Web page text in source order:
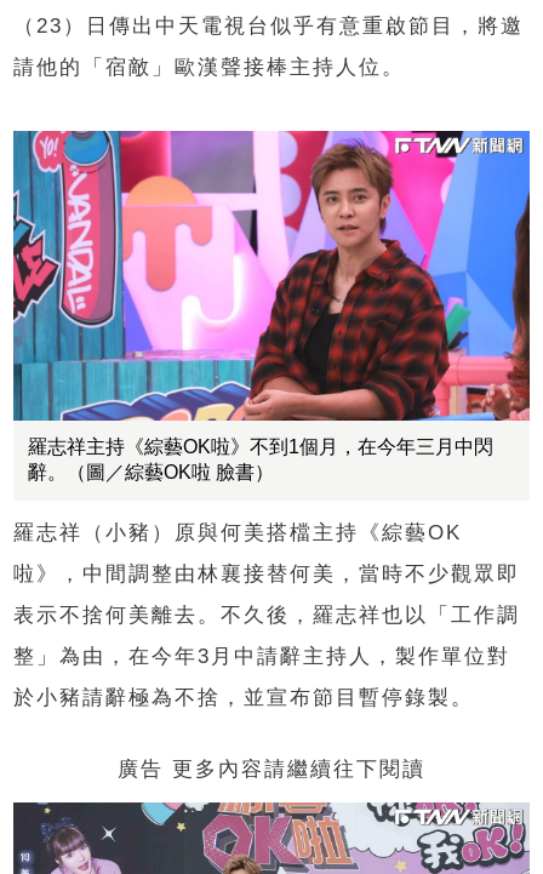
（23）日傳出中天電視台似乎有意重啟節目，將邀
請他的「宿敵」歐漢聲接棒主持人位。
羅志祥主持《綜藝OK啦》不到1個月，在今年三月中閃
辭。（圖／綜藝OK啦 臉書）
羅志祥（小豬）原與何美搭檔主持《綜藝OK
啦》，中間調整由林襄接替何美，當時不少觀眾即
表示不捨何美離去。不久後，羅志祥也以「工作調
整」為由，在今年3月中請辭主持人，製作單位對
於小豬請辭極為不捨，並宣布節目暫停錄製。
廣告 更多內容請繼續往下閱讀